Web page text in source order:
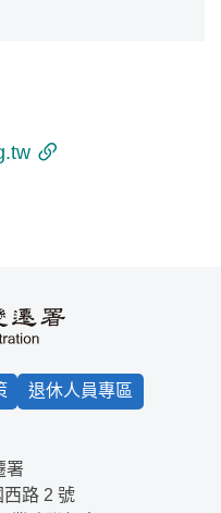
退休人員專區
署
路 2 號